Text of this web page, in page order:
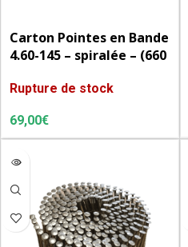
Carton Pointes en Bande
4.60-145 – spiralée – (660
Rupture de stock
69,00€